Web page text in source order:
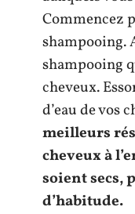
Commencez
shampooing.
shampooing
cheveux.
d’eau de vos
meilleurs
cheveux à
soient secs,
d’habitude.